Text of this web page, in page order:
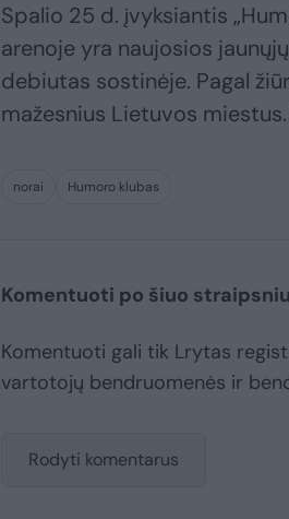
Spalio 25 d. įvyksiantis
arenoje yra naujosios
debiutas sostinėje. Pagal
mažesnius Lietuvos
norai Humoro klubas
Komentuoti po šiuo straipsniu
Komentuoti gali tik Lrytas
vartotojų bendruomenės ir
Rodyti komentarus